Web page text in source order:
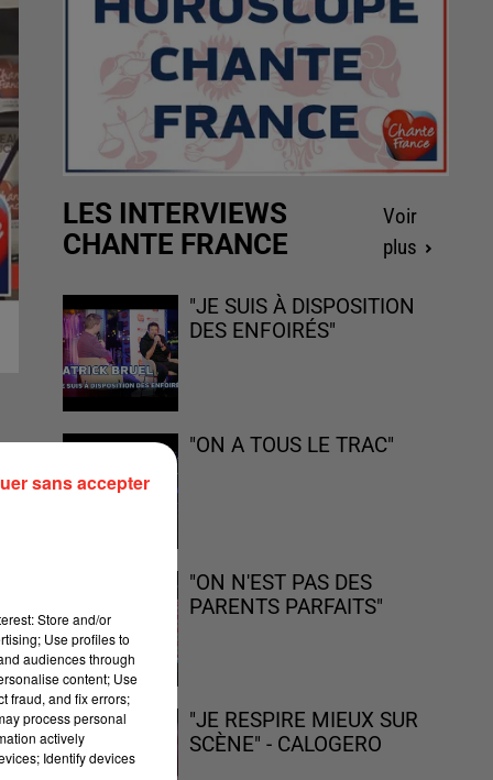
LES INTERVIEWS
CHANTE FRANCE
Voir
plus
"JE SUIS À DISPOSITION
DES ENFOIRÉS"
"ON A TOUS LE TRAC"
"ON N'EST PAS DES
PARENTS PARFAITS"
"JE RESPIRE MIEUX SUR
SCÈNE" - CALOGERO
Store and/or
Use profiles to
audiences through
content; Use
fraud, and fix errors;
process personal
actively
Identify devices
sans accepter